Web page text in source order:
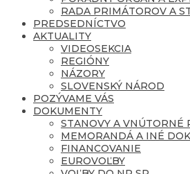
RADA PRIMÁTOROV A
PREDSEDNÍCTVO
AKTUALITY
VIDEOSEKCIA
REGIÓNY
NÁZORY
SLOVENSKÝ NÁROD
POZÝVAME VÁS
DOKUMENTY
STANOVY A VNÚTORNÉ
MEMORANDÁ A INÉ
FINANCOVANIE
EUROVOĽBY